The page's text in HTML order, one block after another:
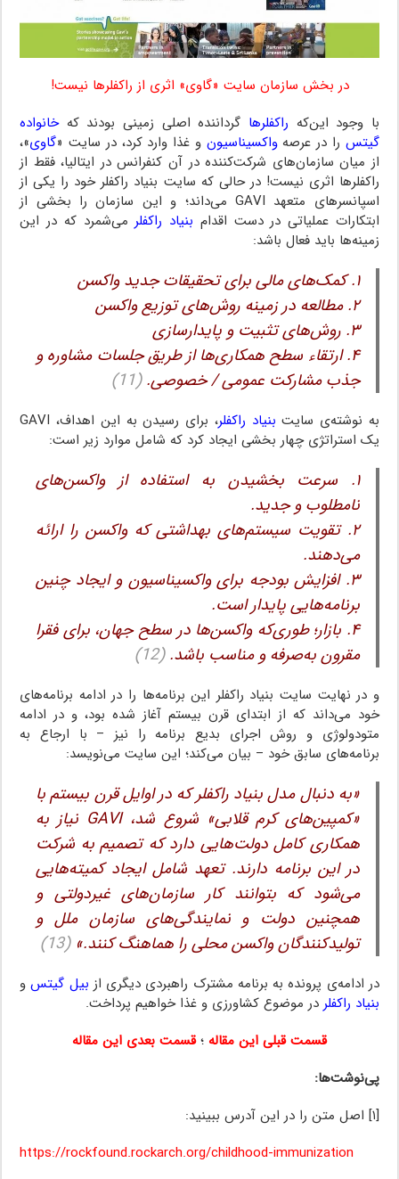
در بخش سازمان سایت «گاوی» اثری از راکفلرها نیست!
با وجود این‌که راکفلرها گرداننده اصلی زمینی بودند کهخانواده
گیتس را در عرصهواکسیناسیون و غذا وارد کرد، در سایت «گاوی»،
از میان سازمان‌های شرکت‌کننده در آن کنفرانس در ایتالیا، فقط از
راکفلرها اثری نیست! در حالی که سایت بنیاد راکفلر خود را یکی از
اسپانسرهای متعهد GAVI می‌داند؛ و این سازمان را بخشی از
ابتکارات عملیاتی در دست اقدام بنیاد راکفلرمی‌شمرد که در این
زمینه‌ها باید فعال باشد:
۱. کمک‌های مالی برای تحقیقات جدید واکسن
۲. مطالعه در زمینه روش‌های توزیع واکسن
۳. روش‌های تثبیت و پایدارسازی
۴. ارتقاء سطح همکاری‌ها از طریق جلسات مشاوره و
جذب مشارکت عمومی / خصوصی.(11)
به نوشته‌ی سایت بنیاد راکفلر
، برای رسیدن به این اهداف، GAVI
یک استراتژی چهار بخشی ایجاد کرد که شامل موارد زیر است:
۱. سرعت بخشیدن به استفاده از واکسن‌های
نامطلوب و جدید.
۲. تقویت سیستم‌های بهداشتی که واکسن را ارائه
می‌دهند.
۳. افزایش بودجه برای واکسیناسیون و ایجاد چنین
برنامه‌هایی پایدار است.
۴. بازار؛ طوری‌که واکسن‌ها در سطح جهان، برای فقرا
مقرون به‌صرفه و مناسب باشد.(12)
و در نهایت سایت بنیاد راکفلر این برنامه‌ها را در ادامه برنامه‌های
خود می‌داند که از ابتدای قرن بیستم آغاز شده بود، و در ادامه
متودولوژی و روش اجرای بدیع برنامه را نیز – با ارجاع به
برنامه‌های سابق خود – بیان می‌کند؛ این سایت می‌نویسد:
«به دنبال مدل بنیاد راکفلر که در اوایل قرن بیستم با
«کمپین‌های کرم قلابی» شروع شد، GAVI نیاز به
همکاری کامل دولت‌هایی دارد که تصمیم به شرکت
در این برنامه دارند. تعهد شامل ایجاد کمیته‌هایی
می‌شود که بتوانند کار سازمان‌های غیردولتی و
همچنین دولت و نمایندگی‌های سازمان ملل و
تولیدکنندگان واکسن محلی را هماهنگ کنند.» (13)
در ادامه‌ی پرونده به برنامه مشترک راهبردی دیگری از بیل گیتسو
بنیاد راکفلر در موضوع کشاورزی و غذا خواهیم پرداخت.
قسمت قبلی این مقاله ؛قسمت بعدی این مقاله
پی‌نوشت‌ها:
[۱] اصل متن را در این آدرس ببینید:
https://rockfound.rockarch.org/childhood-immunization